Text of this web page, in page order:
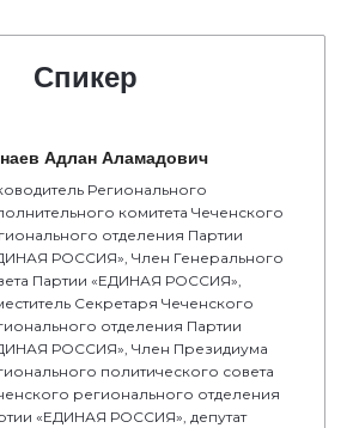
Спикер
Адлан Аламадович
Регионального
комитета Чеченского
отделения Партии
РОССИЯ», Член Генерального
Партии «ЕДИНАЯ РОССИЯ»,
Секретаря Чеченского
отделения Партии
РОССИЯ», Член Президиума
политического совета
регионального отделения
«ЕДИНАЯ РОССИЯ», депутат